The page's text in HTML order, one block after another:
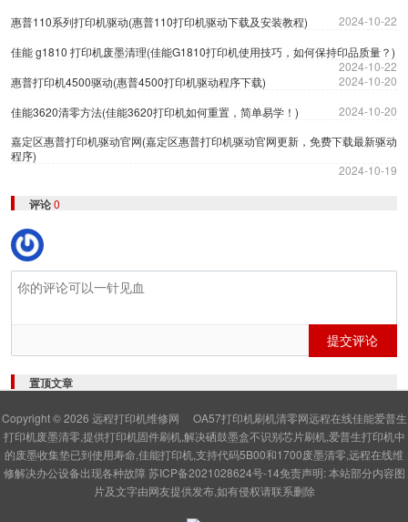
惠普110系列打印机驱动(惠普110打印机驱动下载及安装教程)
2024-10-22
佳能 g1810 打印机废墨清理(佳能G1810打印机使用技巧，如何保持印品质量？)
2024-10-22
惠普打印机4500驱动(惠普4500打印机驱动程序下载)
2024-10-20
佳能3620清零方法(佳能3620打印机如何重置，简单易学！)
2024-10-20
嘉定区惠普打印机驱动官网(嘉定区惠普打印机驱动官网更新，免费下载最新驱动
程序)
2024-10-19
评论0
提交评论
置顶文章
Copyright © 2026 远程打印机维修网
OA57打印机刷机清零网远程在线佳能爱普生
打印机废墨清零,提供打印机固件刷机,解决硒鼓墨盒不识别芯片刷机,爱普生打印机中
的废墨收集垫已到使用寿命,佳能打印机,支持代码5B00和1700废墨清零,远程在线维
修解决办公设备出现各种故障 苏ICP备2021028624号-14免责声明: 本站部分内容图
片及文字由网友提供发布,如有侵权请联系删除